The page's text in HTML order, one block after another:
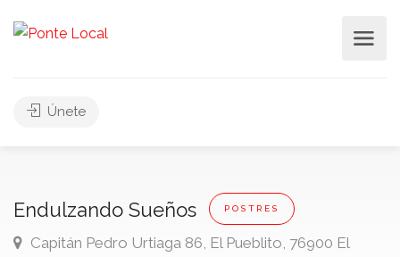
Únete
Endulzando Sueños POSTRES
Capitán Pedro Urtiaga 86, El Pueblito, 76900 El